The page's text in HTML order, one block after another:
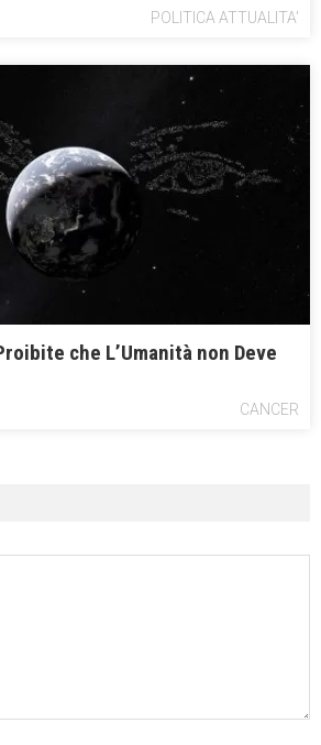
POLITICA ATTUALITA'
che L’Umanità non Deve
CANCER